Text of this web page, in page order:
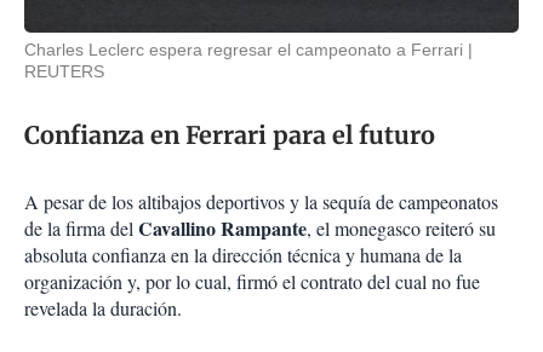
Charles Leclerc espera regresar el campeonato a Ferrari
REUTERS
Confianza en Ferrari para el futuro
A pesar de los altibajos deportivos y la sequía de campeonatos
de la firma delCavallino Rampante, el monegasco reiteró su
absoluta confianza en la dirección técnica y humana de la
organización y, por lo cual, firmó el contrato del cual no fue
revelada la duración.